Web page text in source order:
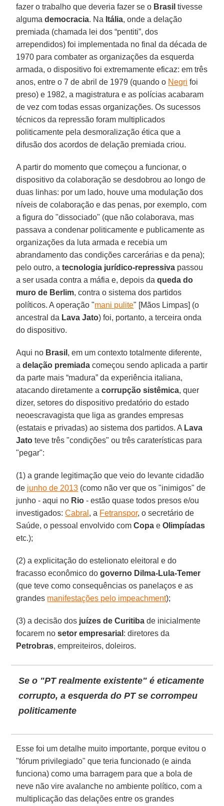
fazer o trabalho que deveria fazer se o Brasil tivesse
algumademocracia. Na Itália, onde a delação
premiada (chamada lei dos “pentiti”, dos
arrependidos) foi implementada no final da década de
1970 para combater as organizações da esquerda
armada, o dispositivo foi extremamente eficaz: em três
anos, entre o 7 de abril de 1979 (quando o Negri foi
preso) e 1982, a magistratura e as polícias acabaram
de vez com todas essas organizações. Os sucessos
técnicos da repressão foram multiplicados
politicamente pela desmoralização ética que a
difusão dos acordos de delação premiada criou.
A partir do momento que começou a funcionar, o
dispositivo da colaboração se desdobrou ao longo de
duas linhas: por um lado, houve uma modulação dos
níveis de colaboração e das penas, por exemplo, com
a figura do "dissociado" (que não colaborava, mas
passava a condenar politicamente e publicamente as
organizações da luta armada e recebia um
abrandamento das condições carcerárias e da pena);
pelo outro, atecnologia jurídico-repressiva passou
a ser usada contra a máfia e, depois daqueda do
muro de Berlim, contra o sistema dos partidos
políticos. A operação "mani pulite" [Mãos Limpas] (o
ancestral da Lava Jato) foi, portanto, a terceira onda
do dispositivo.
Aqui no Brasil , em um contexto totalmente diferente,
a delação premiada começou sendo aplicada a partir
da parte mais “madura” da experiência italiana,
atacando diretamente a corrupção sistêmica, quer
dizer, setores do dispositivo predatório do estado
neoescravagista que liga as grandes empresas
(estatais e privadas) ao sistema dos partidos. A Lava
Jato teve três "condições" ou três caraterísticas para
"pegar":
(1) a grande legitimação que veio do levante cidadão
de junho de 2013 (como não ver que os "inimigos" de
junho - aqui no Rio - estão quase todos presos e/ou
investigados:Cabral , a Fetranspor, o secretário de
Saúde, o pessoal envolvido comCopa eOlimpíadas
etc.);
(2) a explicitação do estelionato eleitoral e do
fracasso econômico dogoverno Dilma-Lula-Temer
(que teve como consequências os panelaços e as
grandes manifestações pelo impeachment);
(3) a decisão dos juízes de Curitiba de inicialmente
focarem no setor empresarial : diretores da
Petrobras, empreiteiros, doleiros.
Se o "PT realmente existente" é eticamente
corrupto, a esquerda do PT se corrompeu
politicamente
Esse foi um detalhe muito importante, porque evitou o
"fórum privilegiado" que teria funcionado (e ainda
funciona) como uma barragem para que a bola de
neve não vire avalanche no ambiente político, com a
multiplicação das delações entre os grandes